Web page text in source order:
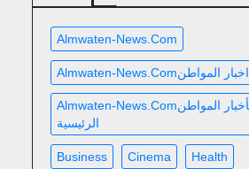
Almwaten-News.com
Almwaten-News.comاخبار المواطن
Almwaten-News.comاخبار المواطنأخبار المواطن
الرئيسية
Business Cinema Health